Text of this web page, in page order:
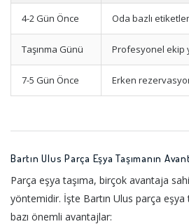
4-2 Gün Önce Oda bazlı
Taşınma Günü Profesyonel ekip
7-5 Gün Önce Erken
Bartın Ulus Parça Eşya Taşımanın
Parça eşya taşıma, birçok avantaja
yöntemidir. İşte Bartın Ulus parça eşya
bazı önemli avantajlar: